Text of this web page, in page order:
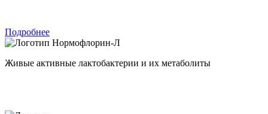
Подробнее
Нормофлорин-Л
Живые активные лактобактерии и их метаболиты